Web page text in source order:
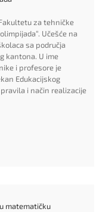
za tehničke
Učešće na
sa područja
kantona. U ime
i profesore je
Edukacijskog
i način realizacije
matematičku